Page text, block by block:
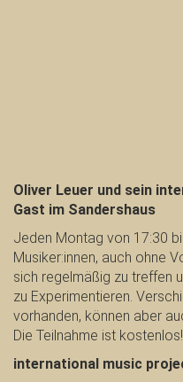
Oliver Leuer und sein
Gast im Sandershaus
Jeden Montag von 17:30
Musiker:innen, auch ohne
sich regelmäßig zu treffen
zu Experimentieren.
vorhanden, können aber
Die Teilnahme ist kostenlos!
international music